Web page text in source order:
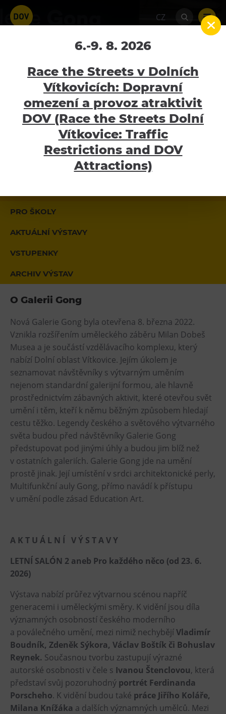
CZ
Galerie Gong
Home Galerie Gong
MOMENTÁLNĚ OTEVŘENO
pondělí - neděle - 10:00 - 18:00
Nová výstava: Letní salón 2 aneb Pro
každého něco
Atraktivity
Bolt Tower
Velký svět techniky
Malý svět techniky U6
Gong
Galerie Gong
HopJump
Lezecká stěna
Fajna Dilna
FUTUREUM
Prohlídky
Dolní Vítkovice
Hornické muzeum
Občerstvení
Bolt Café
Kavárna Velký Svět techniky
L’Osteria
PECKA DOV
Restaurace VP ART
Bistropen
FUTURE café
Ubytování
Hotel VP1
Vila Liběna
Další
Narozeninové oslavy
Letní tábory
Tematické dárkové poukazy
Pro školy
PRO ŠKOLY
AKTUÁLNÍ VÝSTAVY
VSTUPENKY
ARCHIV VÝSTAV
O Galerii Gong
Nová Galerie Gong byla otevřena 8. března 2022.
Vznikla rozšířením uměleckého záběru Milan Dobeš
Musea a je součástí vzdělávacího komplexu, který
nabízí Dolní oblast Vítkovice. Jejím úkolem je
seznamovat návštěvníky s výtvarným uměním
nejenom standardní galerijní formou, ale hlavně
prostřednictvím zábavných aktivit, které otevřou svět
umění i těm, kteří k němu běžným způsobem hledají
cestu těžko. Legendy českého a světového výtvarného
světa budou před návštěvníky Galerie Gong
předstupovat pod jinými úhly a budou jim blíž než
v ostatních galeriích. Galerie Gong jde na umění
prostě jinak. Její umístění v srdci architektonické perly,
Multifunkční auly Gong, přímo navádí k přístupu
v umění podle zásad Education Art.
A K T U Á L N Í V Ý S T A V Y
LETNÍ SALÓN 2 aneb Pro každého něco (od 23. 6.
2026)
Výstava nabízí průřez výtvarnou scénou napříč
generacemi i uměleckými směry. K vidění jsou díla
významných osobností českého moderního
a poválečného umění, mezi nimiž nechybějíVladimír
Boudník, Zdeněk Sýkora, Václav Boštík či Bohuslav
Reynek. Současnou tvorbu zastupují výrazné
autorské osobnosti v čele s Ivanou Štenclovou, která
představí svůj pozoruhodný portrét Ferdinanda
Porscheho. K vidění budou také práce Jiřího Koláře,
Milana Knížáka a dalších významných umělců. Mezi
6.-9. 8. 2026
Race the Streets v Dolních
Vítkovicích: Dopravní
omezení a provoz atraktivit
DOV (Race the Streets Dolní
Vítkovice: Traffic
Restrictions and DOV
Attractions)